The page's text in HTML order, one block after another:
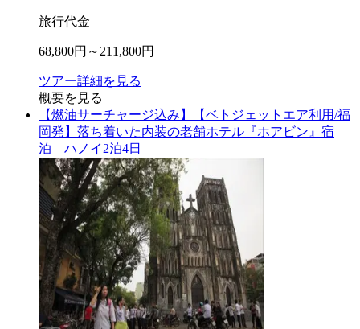
旅行代金
68,800円～ 211,800円
ツアー詳細を見る
概要を見る
【燃油サーチャージ込み】【ベトジェットエア利用/福
岡発】落ち着いた内装の老舗ホテル『ホアビン』宿
泊 ハノイ2泊4日